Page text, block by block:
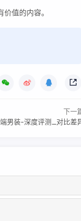
值的内容。
下一
男装-深度评测_对比差